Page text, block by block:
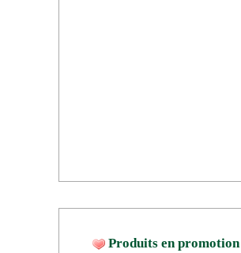
Produits en promotion